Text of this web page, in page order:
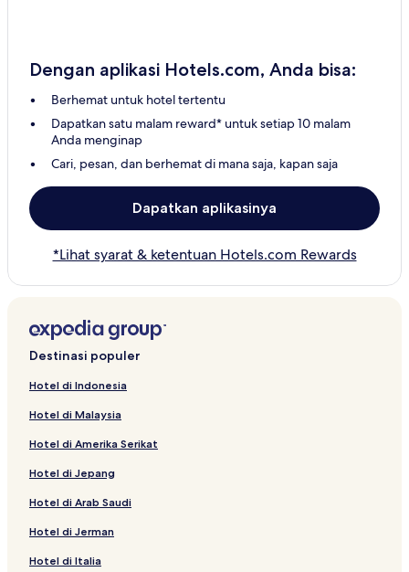
Dengan aplikasi Hotels.com, Anda bisa:
Berhemat untuk hotel tertentu
Dapatkan satu malam reward* untuk setiap 10 malam
Anda menginap
Cari, pesan, dan berhemat di mana saja, kapan saja
Dapatkan aplikasinya
*Lihat syarat & ketentuan Hotels.com Rewards
Destinasi populer
Hotel di Indonesia
Hotel di Malaysia
Hotel di Amerika Serikat
Hotel di Jepang
Hotel di Arab Saudi
Hotel di Jerman
Hotel di Italia